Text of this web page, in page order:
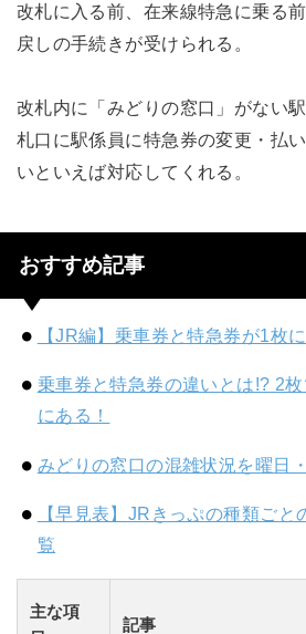
改札に入る前、在来線特急に乗る
戻しの手続きが受けられる。
改札内に「みどりの窓口」がない
札口に駅係員に特急券の変更・払
いといえば対応してくれる。
おすすめ記事
【JR編】乗車券と特急券が1枚
乗車券と特急券の違いとは!? 2
にある！
みどりの窓口の混雑状況を曜日
【早見表】JRきっぷの種類ご
覧
主な項
記事